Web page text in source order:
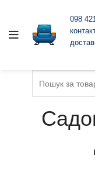
098